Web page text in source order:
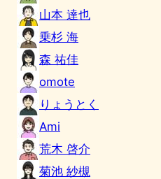
山本 達也
乗杉 海
森 祐佳
omote
りょうとく
Ami
荒木 啓介
菊池 紗槻